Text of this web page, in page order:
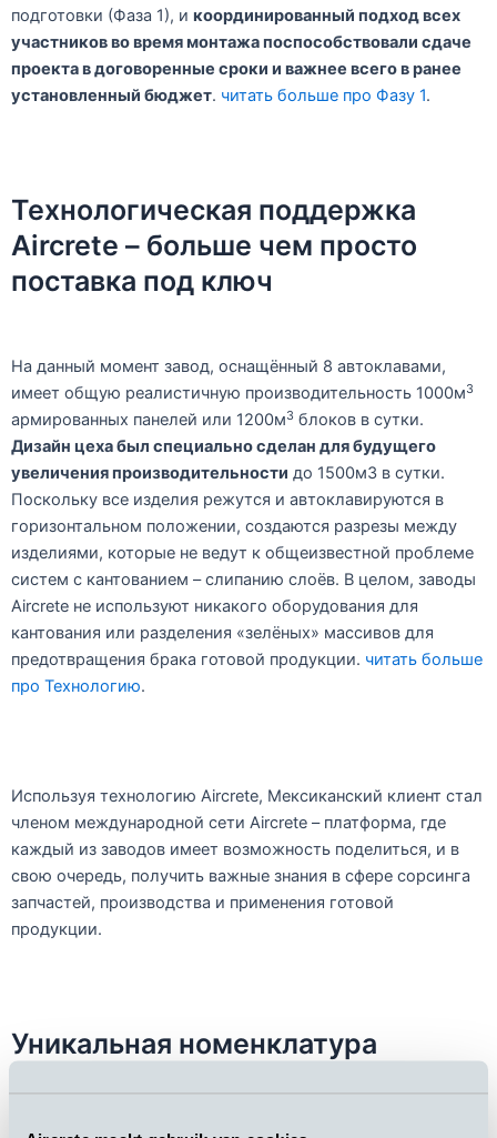
подготовки (Фаза 1), и координированный подход всех
участников во время монтажа поспособствовали сдаче
проекта в договоренные сроки и важнее всего в ранее
установленный бюджет. читать больше про Фазу 1.
Технологическая поддержка
Aircrete – больше чем просто
поставка под ключ
На данный момент завод, оснащённый 8 автоклавами,
имеет общую реалистичную производительность 1000м3
армированных панелей или 1200м3 блоков в сутки.
Дизайн цеха был специально сделан для будущего
увеличения производительности до 1500м3 в сутки.
Поскольку все изделия режутся и автоклавируются в
горизонтальном положении, создаются разрезы между
изделиями, которые не ведут к общеизвестной проблеме
систем с кантованием – слипанию слоёв. В целом, заводы
Aircrete не используют никакого оборудования для
кантования или разделения «зелёных» массивов для
предотвращения брака готовой продукции. читать больше
про Технологию.
Используя технологию Aircrete, Мексиканский клиент стал
членом международной сети Aircrete – платформа, где
каждый из заводов имеет возможность поделиться, и в
свою очередь, получить важные знания в сфере сорсинга
запчастей, производства и применения готовой
продукции.
Уникальная номенклатура